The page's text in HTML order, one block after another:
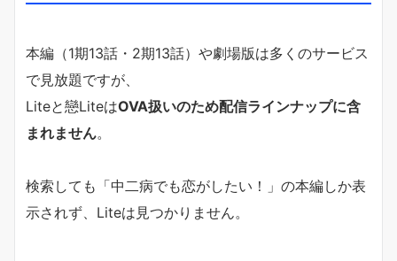
本編（1期13話・2期13話）や劇場版は多くのサービス
で見放題ですが、
Liteと戀LiteはOVA扱いのため配信ラインナップに含
まれません。
検索しても「中二病でも恋がしたい！」の本編しか表
示されず、Liteは見つかりません。